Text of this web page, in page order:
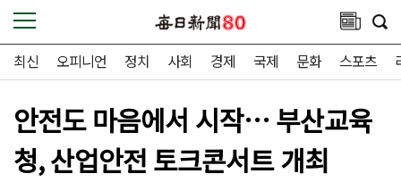
최신 오피니언 정치 사회 경제 국제 문화 스포츠
안전도 마음에서 시작… 부산교육
청, 산업안전 토크콘서트 개최